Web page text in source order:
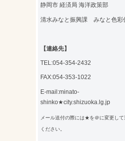
静岡市 経済局 海洋政策部
清水みなと振興課 みなと色彩
【連絡先】
TEL:054-354-2432
FAX:054-353-1022
E-mail:minato-
shinko★city.shizuoka.lg.jp
メール送付の際には★を＠に変更して
ください。